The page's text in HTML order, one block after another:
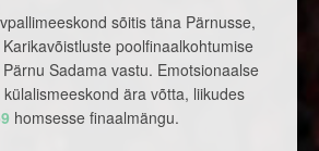
sõitis täna Pärnusse,
poolfinaalkohtumise
Sadama vastu. Emotsionaalse
ära võtta, liikudes
homsesse finaalmängu.